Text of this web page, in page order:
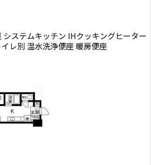
システムキッチン IHクッキングヒーター
レ別 温水洗浄便座 暖房便座